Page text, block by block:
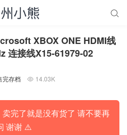

XBOX ONE HDMI线
连接线X15-61979-02
完存档  14.03K
完了就是没有货了 请不要再
谢谢 ⚠️